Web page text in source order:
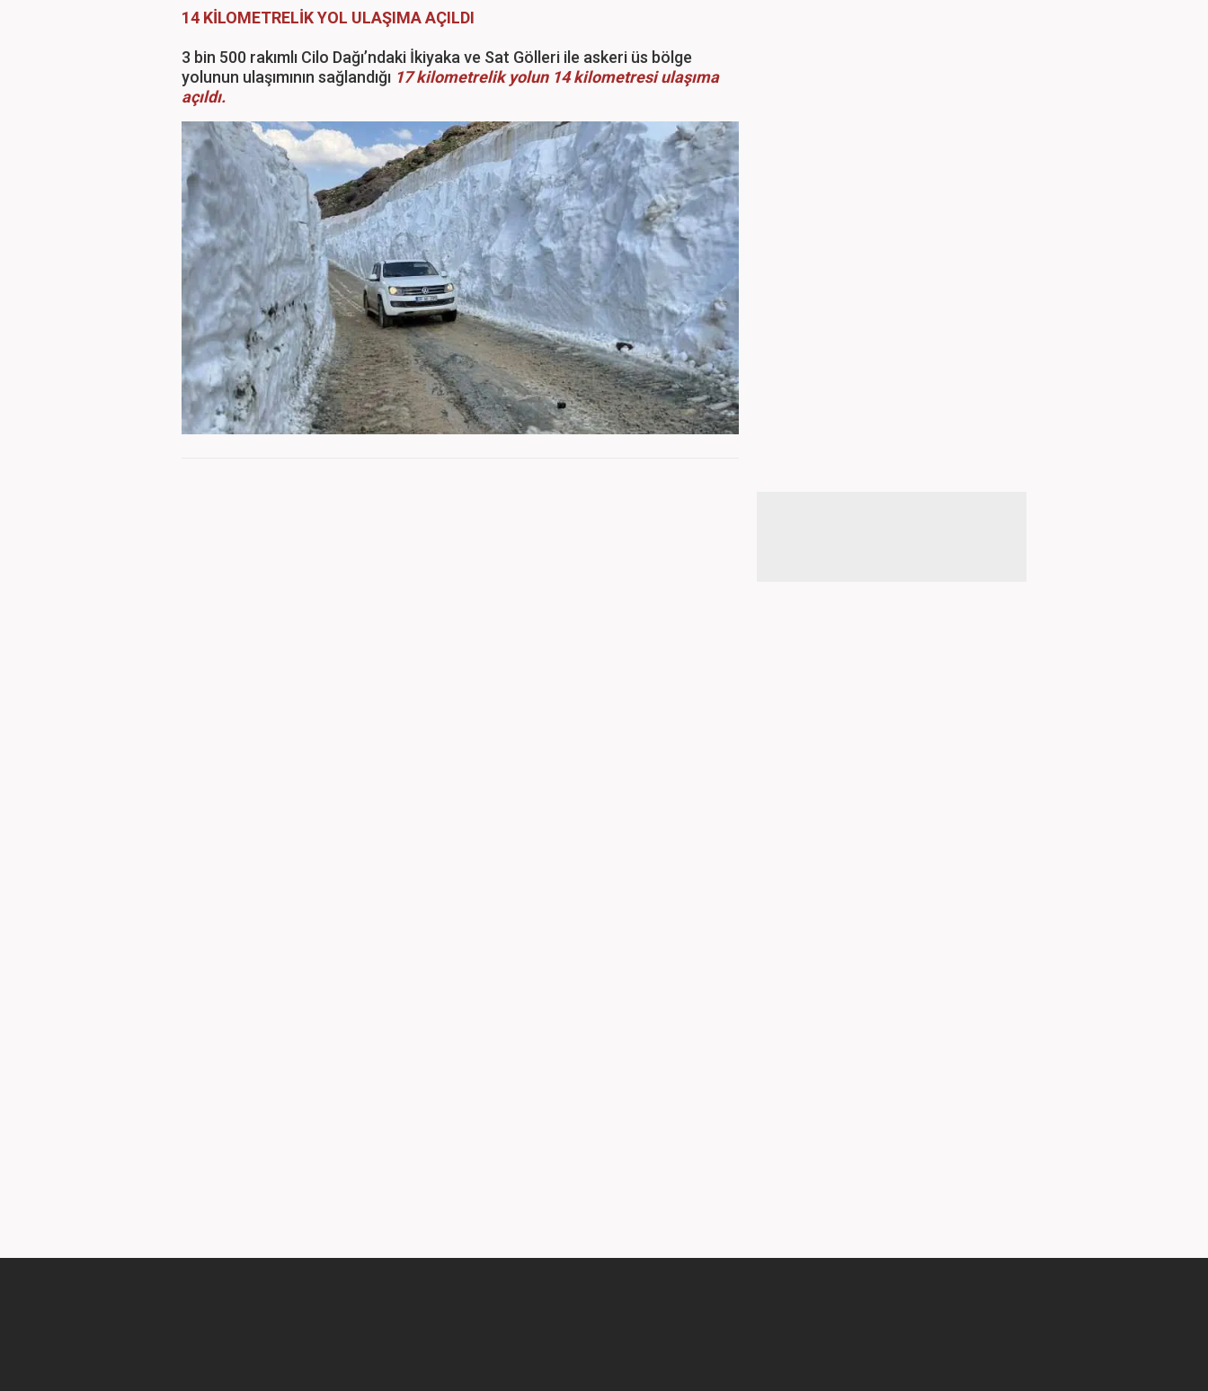
14 KİLOMETRELİK YOL ULAŞIMA AÇILDI
3 bin 500 rakımlı Cilo Dağı’ndaki İkiyaka ve Sat Gölleri ile askeri üs bölge
yolunun ulaşımının sağlandığı 17 kilometrelik yolun 14 kilometresi ulaşıma
açıldı.